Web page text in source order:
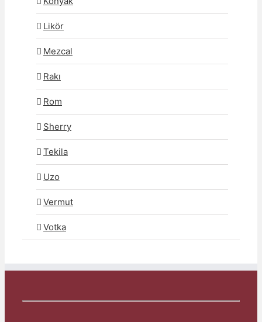
Likör
Mezcal
Rakı
Rom
Sherry
Tekila
Uzo
Vermut
Votka